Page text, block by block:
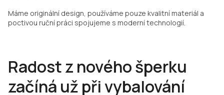
Máme originální design, používáme pouze kvalitní materiál a
poctivou ruční práci spojujeme s moderní technologií.
Radost z nového šperku
začíná už při vybalování